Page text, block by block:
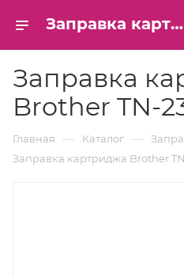
Заправка картриджа Brother TN-2375 в СПб
Заправка
Brother TN-
Главная — Каталог —
Заправка картриджа Brother